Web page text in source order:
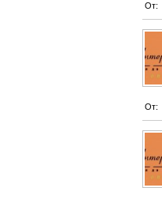
От:
От: